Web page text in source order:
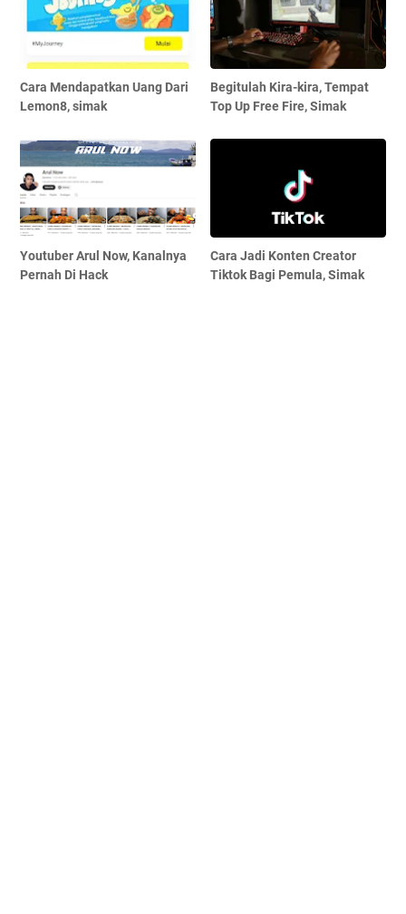
Cara Mendapatkan Uang Dari
Lemon8, simak
Begitulah Kira-kira, Tempat
Top Up Free Fire, Simak
Youtuber Arul Now, Kanalnya
Pernah Di Hack
Cara Jadi Konten Creator
Tiktok Bagi Pemula, Simak